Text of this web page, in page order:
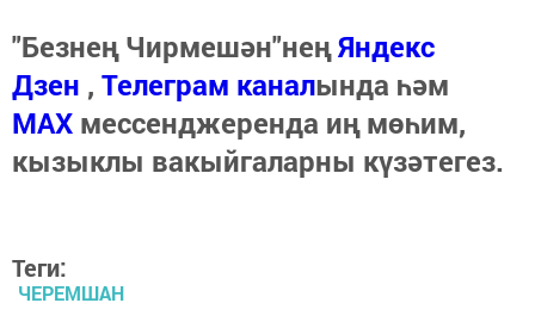
"Безнең Чирмешән"неңЯндекс
Дзен , Телеграм каналында һәм
МАХ мессенджеренда иң мөһим,
кызыклы вакыйгаларны күзәтегез.
Теги:
ЧЕРЕМШАН